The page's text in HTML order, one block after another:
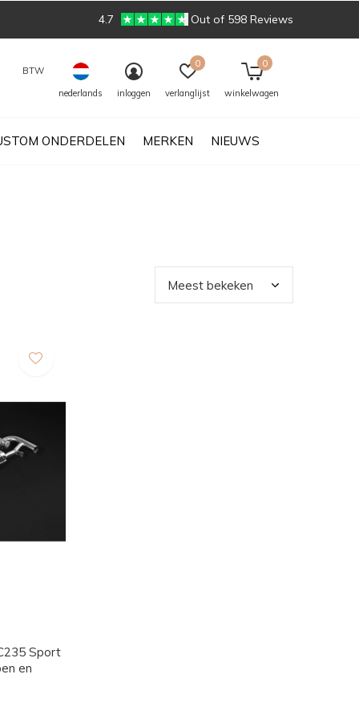
ONDERDELEN MERKEN NIEUWS
BTW
nederlands
inloggen verlanglijst
0
winkelwagen
0
4.7 Out of 598 Reviews
Sport
en